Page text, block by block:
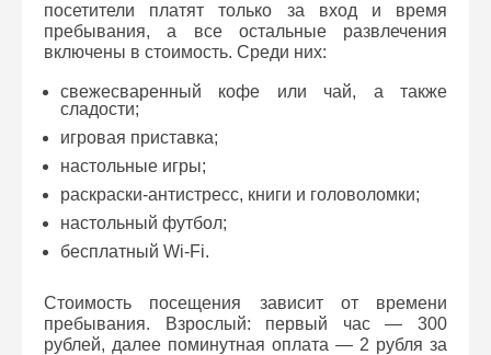
посетители платят только за вход и время
пребывания, а все остальные развлечения
включены в стоимость. Среди них:
свежесваренный кофе или чай, а также
сладости;
игровая приставка;
настольные игры;
раскраски-антистресс, книги и головоломки;
настольный футбол;
бесплатный Wi-Fi.
Стоимость посещения зависит от времени
пребывания. Взрослый: первый час — 300
рублей, далее поминутная оплата — 2 рубля за